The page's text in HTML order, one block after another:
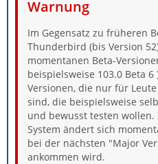
Warnung
Im Gegensatz zu früheren
Thunderbird (bis Version
momentanen Beta-
beispielsweise 103.0 Beta
Versionen, die nur für
sind, die beispielsweise
und bewusst testen
System ändert sich
bei der nächsten "Major
ankommen wird.